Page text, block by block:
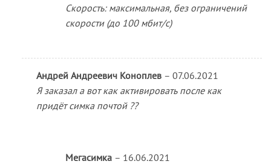
Скорость: максимальная, без ограничений
скорости (до 100 мбит/с)
Андрей Андреевич Коноплев – 07.06.2021
Я заказал а вот как активировать после как
придёт симка почтой ??
Мегасимка – 16.06.2021